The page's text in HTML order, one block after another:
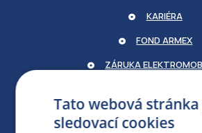
KARIÉRA
FOND ARMEX
ZÁRUKA
PRO MÉDIA
Tato webová
sledovací cookies